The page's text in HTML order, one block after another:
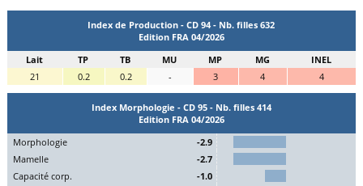
Index de Production - CD 94 - Nb. filles 632
Edition FRA 04/2026
Lait
TP TB MU MP MG
INEL
21
0.2 0.2 - 3 4 4
Index Morphologie - CD 95 - Nb. filles 414
Edition FRA 04/2026
Morphologie
-2.9
Mamelle
-2.7
Capacité corp.
-1.0